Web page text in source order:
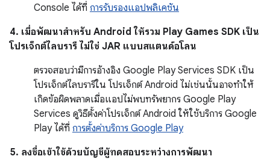
Console ได้ที่ การรับรองแอปพลิเคชัน
4. เมื่อพัฒนาสำหรับ Android ให้รวม Play Games SDK เป็น
โปรเจ็กต์ไลบรารี ไม่ใช่ JAR แบบสแตนด์อโลน
ตรวจสอบว่ามีการอ้างอิง Google Play Services SDK เป็น
โปรเจ็กต์ไลบรารีใน โปรเจ็กต์ Android ไม่เช่นนั้นอาจทำให้
เกิดข้อผิดพลาดเมื่อแอปไม่พบทรัพยากร Google Play
Services ดูวิธีตั้งค่าโปรเจ็กต์ Android ให้ใช้บริการ Google
Play ได้ที่ การตั้งค่าบริการ Google Play
5. ลงชื่อเข้าใช้ด้วยบัญชีผู้ทดสอบระหว่างการพัฒนา